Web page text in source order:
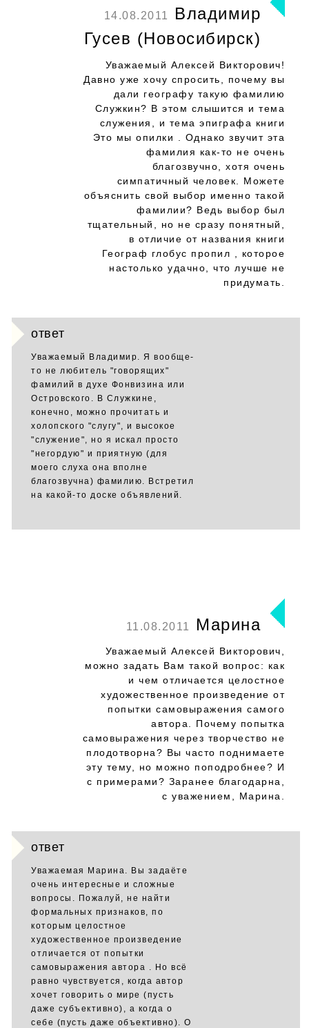
14.08.2011
Владимир
Гусев (Новосибирск)
Уважаемый Алексей Викторович!
Давно уже хочу спросить, почему вы
дали географу такую фамилию
Служкин? В этом слышится и тема
служения, и тема эпиграфа книги
Это мы опилки . Однако звучит эта
фамилия как-то не очень
благозвучно, хотя очень
симпатичный человек. Можете
объяснить свой выбор именно такой
фамилии? Ведь выбор был
тщательный, но не сразу понятный,
в отличие от названия книги
Географ глобус пропил , которое
настолько удачно, что лучше не
придумать.
ответ
Уважаемый Владимир. Я вообще-
то не любитель "говорящих"
фамилий в духе Фонвизина или
Островского. В Служкине,
конечно, можно прочитать и
холопского "слугу", и высокое
"служение", но я искал просто
"негордую" и приятную (для
моего слуха она вполне
благозвучна) фамилию. Встретил
на какой-то доске объявлений.
11.08.2011 Марина
Уважаемый Алексей Викторович,
можно задать Вам такой вопрос: как
и чем отличается целостное
художественное произведение от
попытки самовыражения самого
автора. Почему попытка
самовыражения через творчество не
плодотворна? Вы часто поднимаете
эту тему, но можно поподробнее? И
с примерами? Заранее благодарна,
с уважением, Марина.
ответ
Уважаемая Марина. Вы задаёте
очень интересные и сложные
вопросы. Пожалуй, не найти
формальных признаков, по
которым целостное
художественное произведение
отличается от попытки
самовыражения автора . Но всё
равно чувствуется, когда автор
хочет говорить о мире (пусть
даже субъективно), а когда о
себе (пусть даже объективно). О